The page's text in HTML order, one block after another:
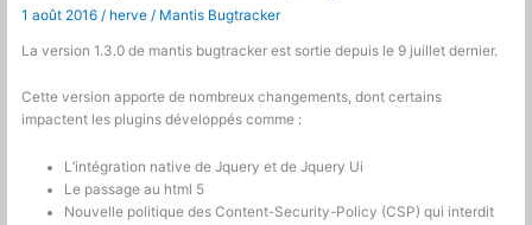
1 août 2016 / herve / Mantis Bugtracker
La version 1.3.0 de mantis bugtracker est sortie depuis le 9 juillet dernier.
Cette version apporte de nombreux changements, dont certains
impactent les plugins développés comme :
L’intégration native de Jquery et de Jquery Ui
Le passage au html 5
Nouvelle politique des Content-Security-Policy (CSP) qui interdit